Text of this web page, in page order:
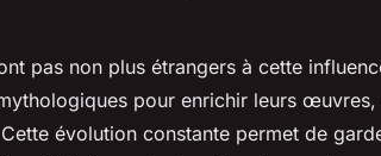
pas non plus étrangers à cette
pour enrichir leurs
évolution constante permet de